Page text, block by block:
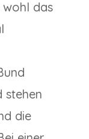
wohl das
stehen
die